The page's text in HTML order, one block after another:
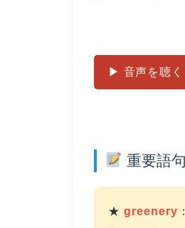
▶ 音声を聴く
重要語句
★ greenery